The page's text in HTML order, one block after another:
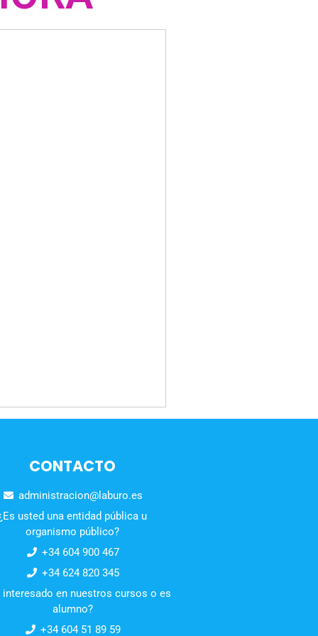
CONTACTO
administracion@laburo.es
usted una entidad pública u
organismo público?
+34 604 900 467
+34 624 820 345
interesado en nuestros cursos o es
alumno?
+34 604 51 89 59